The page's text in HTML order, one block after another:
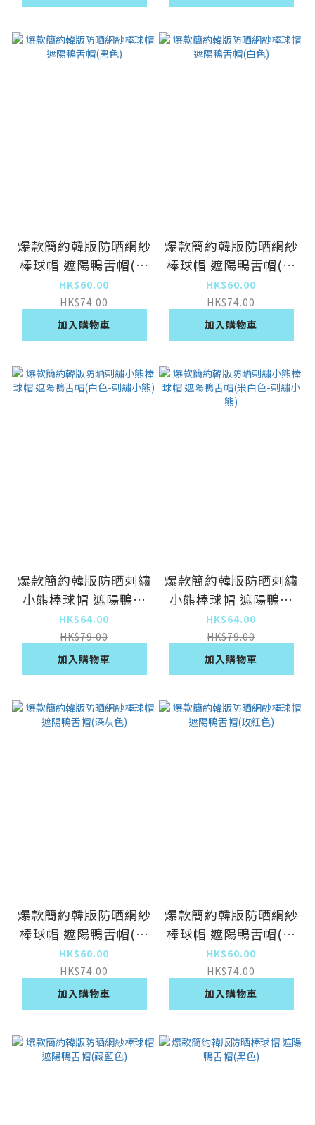
爆款簡約韓版防晒網紗
棒球帽 遮陽鴨舌帽(黑
色)
HK$60.00
HK$74.00
加入購物車
爆款簡約韓版防晒網紗
棒球帽 遮陽鴨舌帽(白
色)
HK$60.00
HK$74.00
加入購物車
爆款簡約韓版防晒剌繡
小熊棒球帽 遮陽鴨舌
帽(白色-剌繡小熊)
HK$64.00
HK$79.00
加入購物車
爆款簡約韓版防晒剌繡
小熊棒球帽 遮陽鴨舌
帽(米白色-剌繡小熊)
HK$64.00
HK$79.00
加入購物車
爆款簡約韓版防晒網紗
棒球帽 遮陽鴨舌帽(深
灰色)
HK$60.00
HK$74.00
加入購物車
爆款簡約韓版防晒網紗
棒球帽 遮陽鴨舌帽(玫
紅色)
HK$60.00
HK$74.00
加入購物車